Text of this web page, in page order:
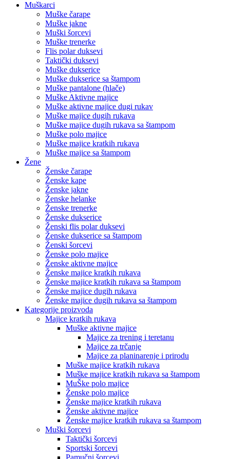
Muškarci
Muške čarape
Muške jakne
Muški šorcevi
Muške trenerke
Flis polar duksevi
Taktički duksevi
Muške dukserice
Muške dukserice sa štampom
Muške pantalone (hlače)
Muške Aktivne majice
Muške aktivne majice dugi rukav
Muške majice dugih rukava
Muške majice dugih rukava sa štampom
Muške polo majice
Muške majice kratkih rukava
Muške majice sa štampom
Žene
Ženske čarape
Ženske kape
Ženske jakne
Ženske helanke
Ženske trenerke
Ženske dukserice
Ženski flis polar duksevi
Ženske dukserice sa štampom
Ženski šorcevi
Ženske polo majice
Ženske aktivne majice
Ženske majice kratkih rukava
Ženske majice kratkih rukava sa štampom
Ženske majice dugih rukava
Ženske majice dugih rukava sa štampom
Kategorije proizvoda
Majice kratkih rukava
Muške aktivne majice
Majice za trening i teretanu
Majice za trčanje
Majice za planinarenje i prirodu
Muške majice kratkih rukava
Muške majice kratkih rukava sa štampom
MuŠke polo majice
Ženske polo majice
Ženske majice kratkih rukava
Ženske aktivne majice
Ženske majice kratkih rukava sa štampom
Muški šorcevi
Taktički šorcevi
Sportski šorcevi
Pamučni šorcevi